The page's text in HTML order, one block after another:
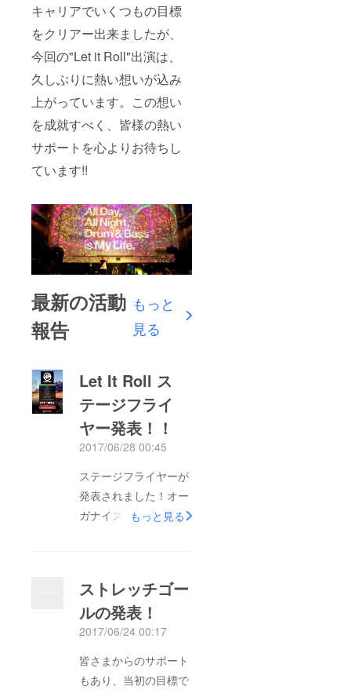
キャリアでいくつもの目標
をクリアー出来ましたが、
今回の"Let it Roll"出演は、
久しぶりに熱い想いが込み
上がっています。この想い
を成就すべく、皆様の熱い
サポートを心よりお待ちし
ています!!
最新の活動
報告
もっと
見る
Let It Roll ス
テージフライ
ヤー発表！！
2017/06/28 00:45
ステージフライヤーが
発表されました！オー
ガナイズは
ある ANDY C の主宰
レーベル、RAM
RECORDS の初期時代
から活躍し、数々の
ヒットチューンをリ
もっと見る
ストレッチゴー
ルの発表！
2017/06/24 00:17
皆さまからのサポート
もあり、当初の目標で